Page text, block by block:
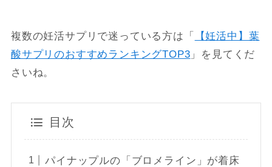
複数の妊活サプリで迷っている方は「
【妊活中】葉
酸サプリのおすすめランキングTOP3 」を見てくだ
さいね。
目次
パイナップルの「ブロメライン」が着床